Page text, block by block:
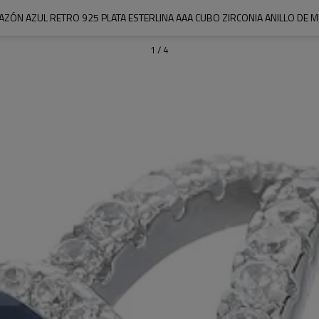
AZUL RETRO 925 PLATA ESTERLINA AAA CUBO ZIRCONIA ANILLO DE
1 / 4